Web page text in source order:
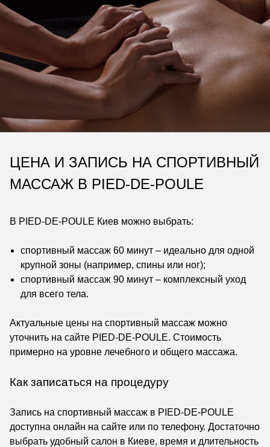
ЦЕНА И ЗАПИСЬ НА СПОРТИВНЫЙ
МАССАЖ В PIED-DE-POULE
В PIED-DE-POULE Киев можно выбрать:
спортивный массаж 60 минут – идеально для одной
крупной зоны (например, спины или ног);
спортивный массаж 90 минут – комплексный уход
для всего тела.
Актуальные цены на спортивный массаж можно
уточнить на сайте PIED-DE-POULE. Стоимость
примерно на уровне лечебного и общего массажа.
Как записаться на процедуру
Запись на спортивный массаж в PIED-DE-POULE
доступна онлайн на сайте или по телефону. Достаточно
выбрать удобный салон в Киеве, время и длительность